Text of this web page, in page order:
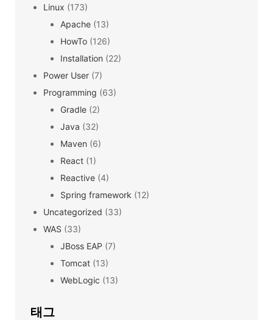
Linux (173)
Apache (13)
HowTo (126)
Installation (22)
Power User (7)
Programming (63)
Gradle (2)
Java (32)
Maven (6)
React (1)
Reactive (4)
Spring framework (12)
Uncategorized (33)
WAS (33)
JBoss EAP (7)
Tomcat (13)
WebLogic (13)
태그